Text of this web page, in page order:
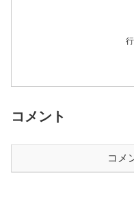
コメント
コメ